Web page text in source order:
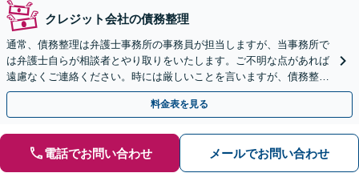
クレジット会社の債務整理
通常、債務整理は弁護士事務所の事務員が担当しますが、当事務所で
は弁護士自らが相談者とやり取りをいたします。ご不明な点があれば
遠慮なくご連絡ください。時には厳しいことを言いますが、債務整理
には相談者様のご協力が必要不可欠です。
料金表を見る
電話でお問い合わせ メールでお問い合わせ